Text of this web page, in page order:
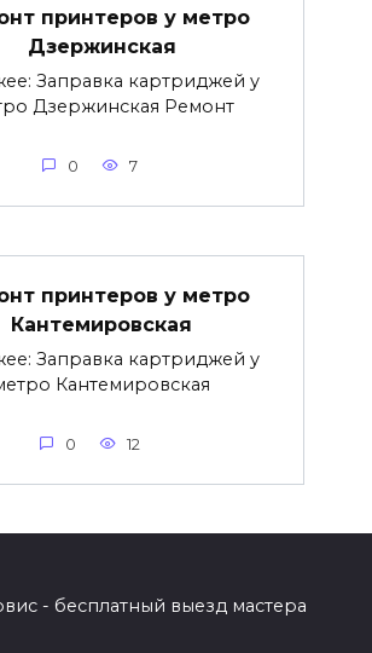
принтеров у метро
Дзержинская
Заправка картриджей у
Дзержинская Ремонт
0 7
принтеров у метро
Кантемировская
Заправка картриджей у
Кантемировская
0 12
- бесплатный выезд мастера